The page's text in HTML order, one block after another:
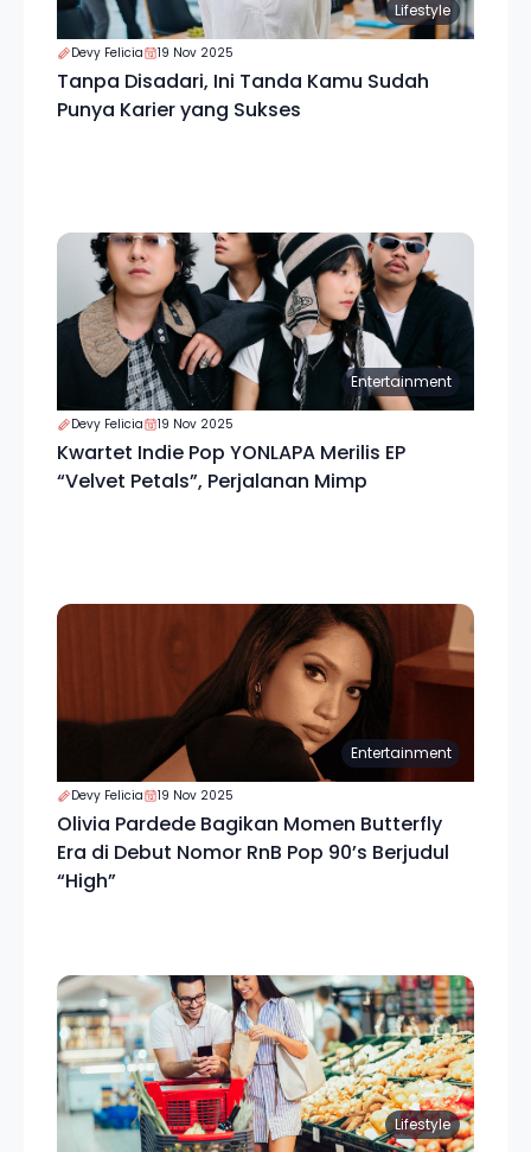
Lifestyle
Devy Felicia 19 Nov 2025
Tanpa Disadari, Ini Tanda Kamu Sudah
Punya Karier yang Sukses
Entertainment
Devy Felicia 19 Nov 2025
Kwartet Indie Pop YONLAPA Merilis EP
“Velvet Petals”, Perjalanan Mimp
Entertainment
Devy Felicia 19 Nov 2025
Olivia Pardede Bagikan Momen Butterfly
Era di Debut Nomor RnB Pop 90’s Berjudul
“High”
Lifestyle